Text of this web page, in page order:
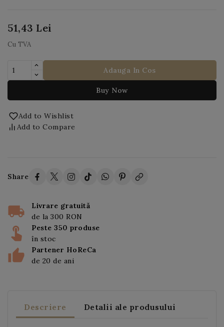
51,43 Lei
Cu TVA
Adauga In Cos
Buy Now
Add to Wishlist
Add to Compare
Share
Livrare gratuită
de la 300 RON
Peste 350 produse
în stoc
Partener HoReCa
de 20 de ani
Descriere Detalii ale produsului